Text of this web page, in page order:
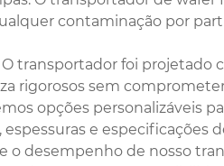
contaminação por
transportador foi
rigorosos sem
opções personalizáveis
e especificações
desempenho de nosso